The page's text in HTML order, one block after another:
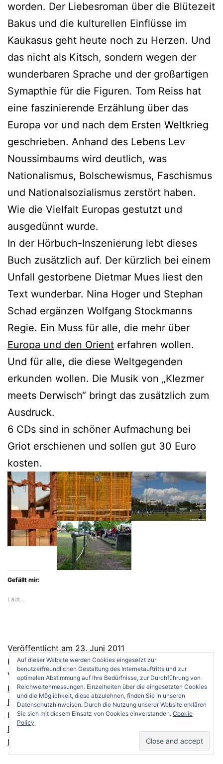
worden. Der Liebesroman über die Blütezeit
Bakus und die kulturellen Einflüsse im
Kaukasus geht heute noch zu Herzen. Und
das nicht als Kitsch, sondern wegen der
wunderbaren Sprache und der großartigen
Symapthie für die Figuren. Tom Reiss hat
eine faszinierende Erzählung über das
Europa vor und nach dem Ersten Weltkrieg
geschrieben. Anhand des Lebens Lev
Noussimbaums wird deutlich, was
Nationalismus, Bolschewismus, Faschismus
und Nationalsozialismus zerstört haben.
Wie die Vielfalt Europas gestutzt und
ausgedünnt wurde.
In der Hörbuch-Inszenierung lebt dieses
Buch zusätzlich auf. Der kürzlich bei einem
Unfall gestorbene Dietmar Mues liest den
Text wunderbar. Nina Hoger und Stephan
Schad ergänzen Wolfgang Stockmanns
Regie. Ein Muss für alle, die mehr über
Europa und den Orient erfahren wollen.
Und für alle, die diese Weltgegenden
erkunden wollen. Die Musik von „Klezmer
meets Derwisch“ bringt das zusätzlich zum
Ausdruck.
6 CDs sind in schöner Aufmachung bei
Griot erschienen und sollen gut 30 Euro
kosten.
Gefällt mir:
Lädt…
Veröffentlicht am 23. Juni 2011
Kategorisiert alsBücher,Geschichte
Verschlagwortet mitAli und Nino, Aserbeidschan,
Baku,Berlin,Der Orientalist,Dietmar Mues,Essad Bey
Europa,Griot,Hörbuch,Kakasus,Klezmer meets
Derwisch,Kurban Said ,Lew Noussimbaum,
Nationalsozialismus
Tom Reiss,Walter
Mehring
Auf dieser Website werden Cookies eingesetzt zur
benutzerfreundlichen Gestaltung des Internetauftritts und zur
optimalen Abstimmung auf Ihre Bedürfnisse, zur Durchführung von
Reichweitenmessungen. Einzelheiten über die eingesetzten Cookies
und die Möglichkeit, diese abzulehnen, finden Sie in unseren
Datenschutzhinweisen. Durch die Nutzung unserer Website erklären
Sie sich mit diesem Einsatz von Cookies einverstanden. Cookie
Policy